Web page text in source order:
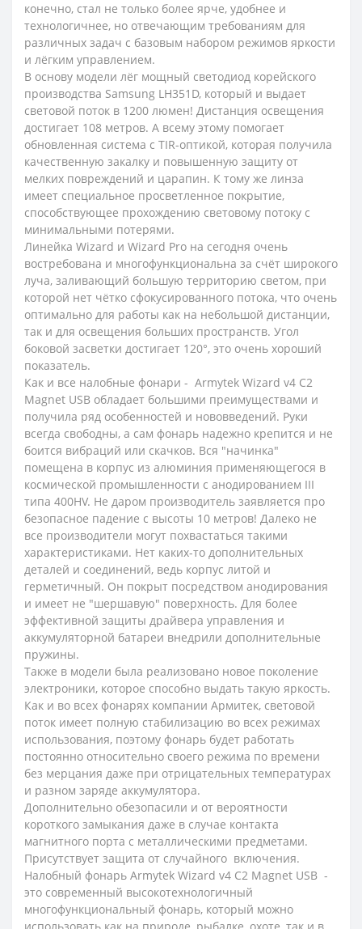
конечно, стал не только более ярче, удобнее и
технологичнее, но отвечающим требованиям для
различных задач с базовым набором режимов яркости
и лёгким управлением.
В основу модели лёг мощный светодиод корейского
производства Samsung LH351D, который и выдает
световой поток в 1200 люмен! Дистанция освещения
достигает 108 метров. А всему этому помогает
обновленная система с TIR-оптикой, которая получила
качественную закалку и повышенную защиту от
мелких повреждений и царапин. К тому же линза
имеет специальное просветленное покрытие,
способствующее прохождению световому потоку с
минимальными потерями.
Линейка Wizard и Wizard Pro на сегодня очень
востребована и многофункциональна за счёт широкого
луча, заливающий большую территорию светом, при
которой нет чётко сфокусированного потока, что очень
оптимально для работы как на небольшой дистанции,
так и для освещения больших пространств. Угол
боковой засветки достигает 120°, это очень хороший
показатель.
Как и все налобные фонари - Armytek Wizard v4 C2
Magnet USB обладает большими преимуществами и
получила ряд особенностей и нововведений. Руки
всегда свободны, а сам фонарь надежно крепится и не
боится вибраций или скачков. Вся "начинка"
помещена в корпус из алюминия применяющегося в
космической промышленности с анодированием III
типа 400HV. Не даром производитель заявляется про
безопасное падение с высоты 10 метров! Далеко не
все производители могут похвастаться такими
характеристиками. Нет каких-то дополнительных
деталей и соединений, ведь корпус литой и
герметичный. Он покрыт посредством анодирования
и имеет не "шершавую" поверхность. Для более
эффективной защиты драйвера управления и
аккумуляторной батареи внедрили дополнительные
пружины.
Также в модели была реализовано новое поколение
электроники, которое способно выдать такую яркость.
Как и во всех фонарях компании Армитек, световой
поток имеет полную стабилизацию во всех режимах
использования, поэтому фонарь будет работать
постоянно относительно своего режима по времени
без мерцания даже при отрицательных температурах
и разном заряде аккумулятора.
Дополнительно обезопасили и от вероятности
короткого замыкания даже в случае контакта
магнитного порта с металлическими предметами.
Присутствует защита от случайного включения.
Налобный фонарь Armytek Wizard v4 C2 Magnet USB -
это современный высокотехнологичный
многофункциональный фонарь, который можно